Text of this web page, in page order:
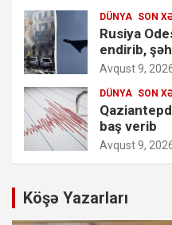
DÜNYA SON
Rusiya
endirib,
Avqust 9,
DÜNYA SON
baş verib
Avqust 9,
Köşə Yazarları